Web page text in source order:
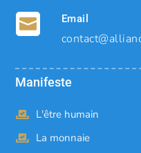
 Email
Manifeste
L'être humain
La monnaie